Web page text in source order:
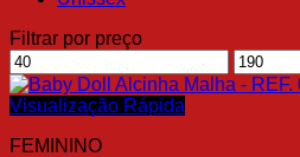
Filtrar por preço
Preço
mínimo
Preço
máximo
Visualização Rápida
FEMININO